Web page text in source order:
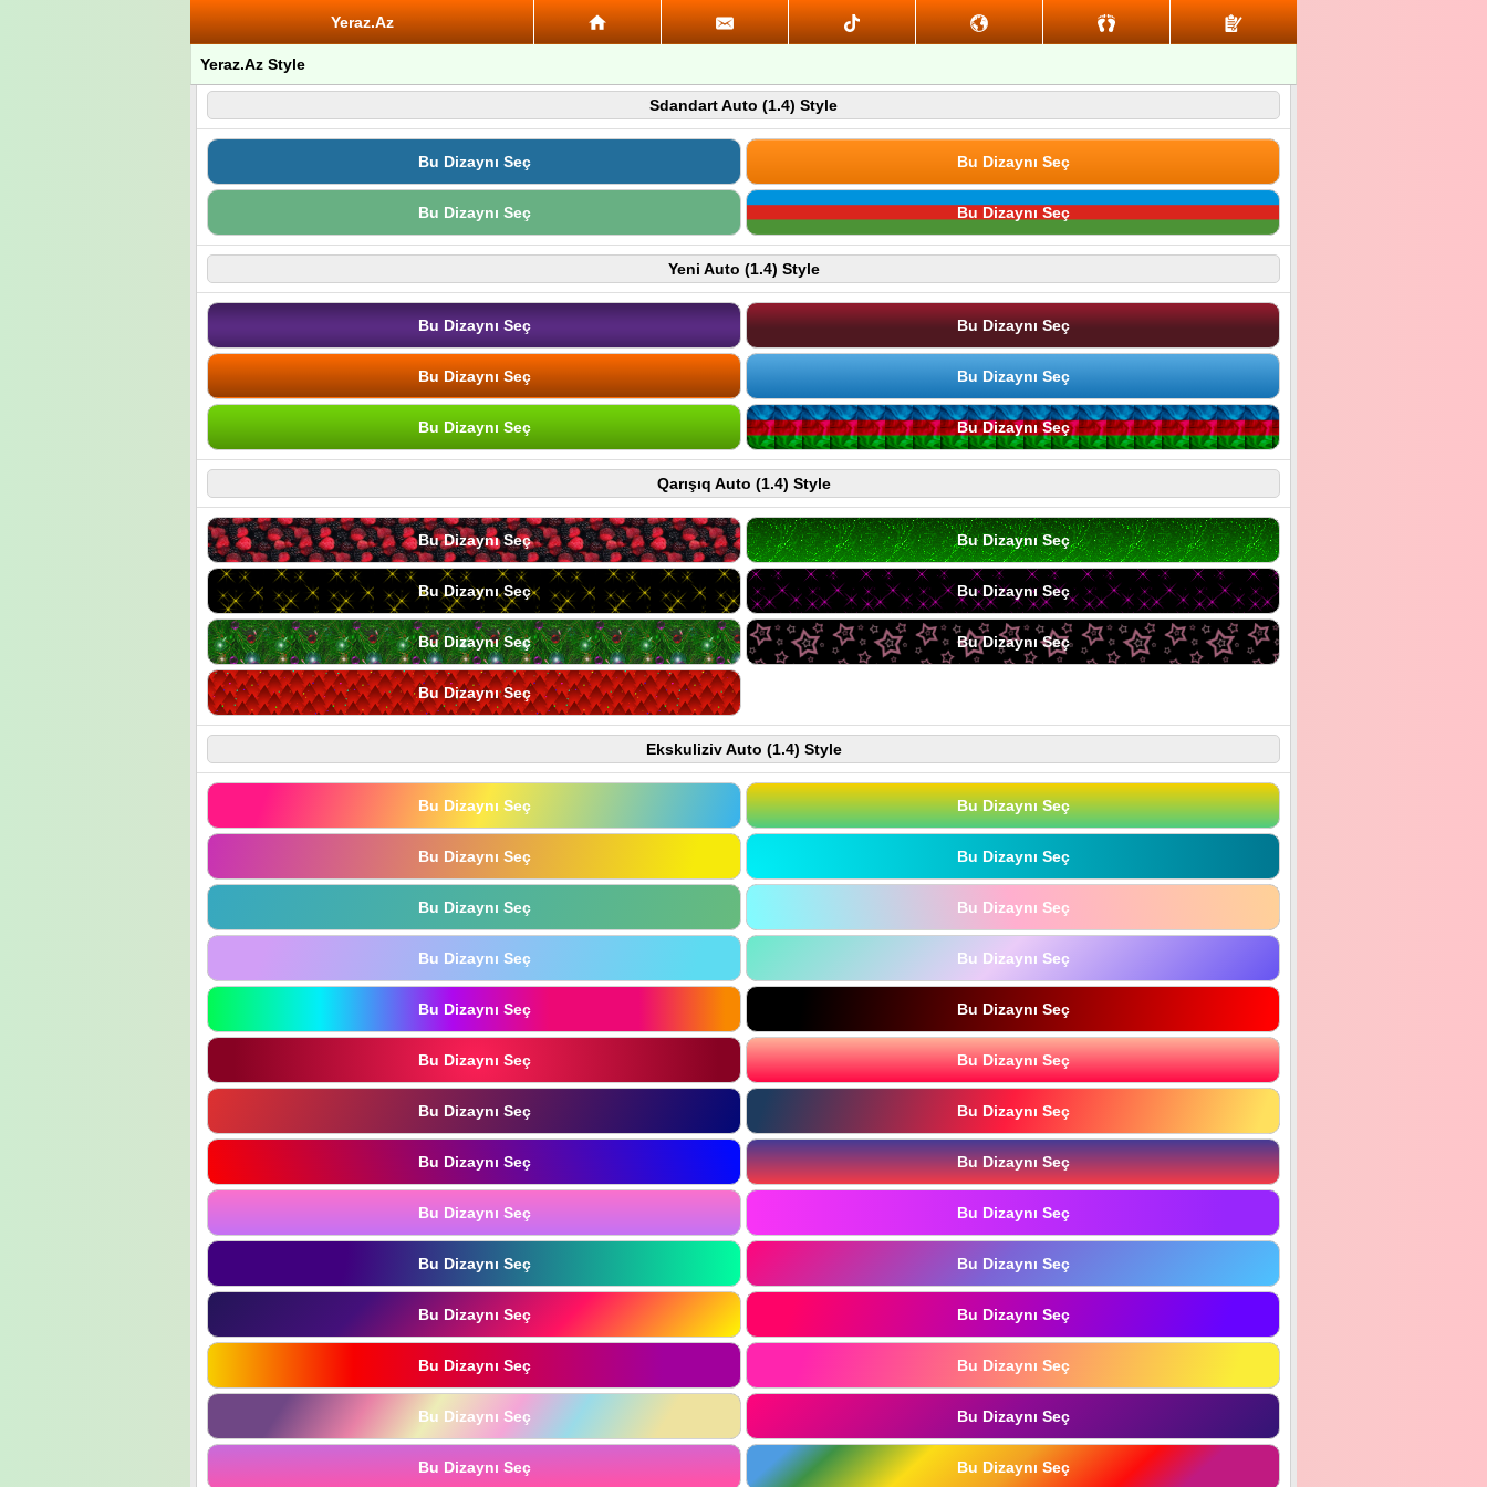
Yeraz.Az
Yeraz.Az Style
Sdandart Auto (1.4) Style
Bu Dizaynı Seç Bu Dizaynı Seç
Bu Dizaynı Seç Bu Dizaynı Seç
Yeni Auto (1.4) Style
Bu Dizaynı Seç Bu Dizaynı Seç
Bu Dizaynı Seç Bu Dizaynı Seç
Bu Dizaynı Seç Bu Dizaynı Seç
Qarışıq Auto (1.4) Style
Bu Dizaynı Seç Bu Dizaynı Seç
Bu Dizaynı Seç Bu Dizaynı Seç
Bu Dizaynı Seç Bu Dizaynı Seç
Bu Dizaynı Seç
Ekskuliziv Auto (1.4) Style
Bu Dizaynı Seç Bu Dizaynı Seç
Bu Dizaynı Seç Bu Dizaynı Seç
Bu Dizaynı Seç Bu Dizaynı Seç
Bu Dizaynı Seç Bu Dizaynı Seç
Bu Dizaynı Seç Bu Dizaynı Seç
Bu Dizaynı Seç Bu Dizaynı Seç
Bu Dizaynı Seç Bu Dizaynı Seç
Bu Dizaynı Seç Bu Dizaynı Seç
Bu Dizaynı Seç Bu Dizaynı Seç
Bu Dizaynı Seç Bu Dizaynı Seç
Bu Dizaynı Seç Bu Dizaynı Seç
Bu Dizaynı Seç Bu Dizaynı Seç
Bu Dizaynı Seç Bu Dizaynı Seç
Bu Dizaynı Seç Bu Dizaynı Seç